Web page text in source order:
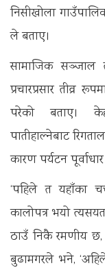
निसीखोला
ले बताए।
सामाजिक सञ्जाल
प्रचारप्रसार तीव्र
परेको बताए।
पातीहाल्नेबाट
कारण पर्यटन
‘पहिले त यहाँका
कालोपत्र भयो
ठाउँ निकै रमणीय छ,
बुढामगरले भने,